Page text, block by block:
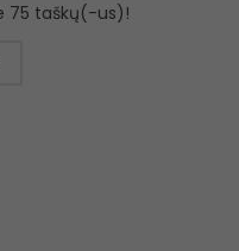
75 taškų(-us)!